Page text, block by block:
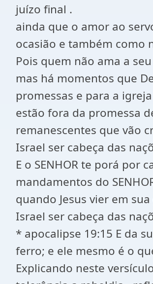
juízo final .
ainda que o amor ao
ocasião e também como
Pois quem não ama a
mas há momentos que
promessas e para a
estão fora da promessa
remanescentes que vão
Israel ser cabeça das
E o SENHOR te porá por
mandamentos do
quando Jesus vier em
Israel ser cabeça das
* apocalipse 19:15 E da
ferro; e ele mesmo é o
Explicando neste